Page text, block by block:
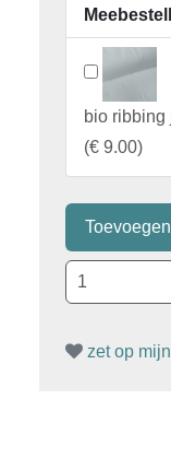
bio ribbing
(€ 9.00)
zet op